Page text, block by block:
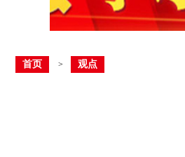
首页 > 观点